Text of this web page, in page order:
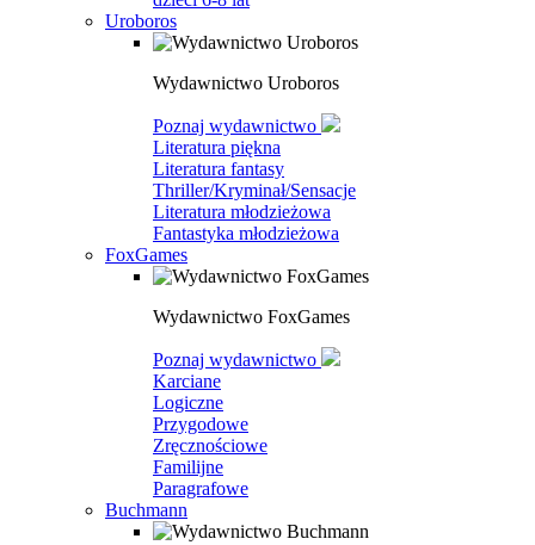
Uroboros
Wydawnictwo Uroboros
Poznaj wydawnictwo
Literatura piękna
Literatura fantasy
Thriller/Kryminał/Sensacje
Literatura młodzieżowa
Fantastyka młodzieżowa
FoxGames
Wydawnictwo FoxGames
Poznaj wydawnictwo
Karciane
Logiczne
Przygodowe
Zręcznościowe
Familijne
Paragrafowe
Buchmann